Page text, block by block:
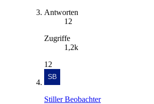
Antworten
12
Zugriffe
1,2k
12
Stiller Beobachter